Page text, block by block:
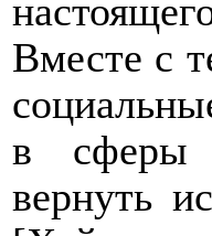
Вместе с
в сферы
вернуть